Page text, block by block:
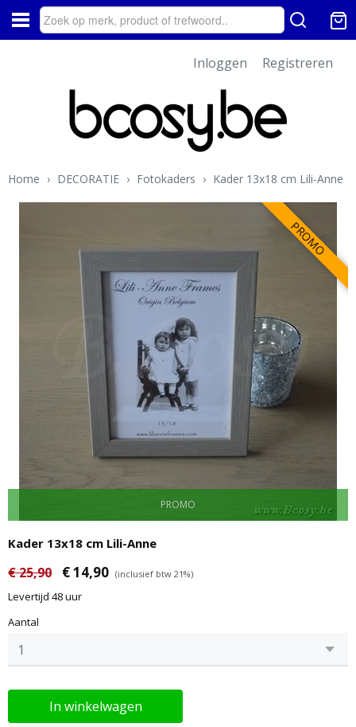
Inloggen Registreren
Home › DECORATIE › Fotokaders › Kader 13x18 cm Lili-Anne
PROMO
PROMO
Kader 13x18 cm Lili-Anne
€ 25,90 € 14,90 (inclusief btw 21%)
Levertijd 48 uur
Aantal
In winkelwagen